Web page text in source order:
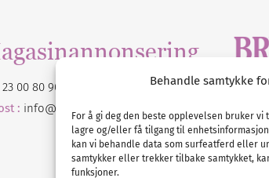
Behandle samtykke
For å gi deg den beste opplevelsen bruker
lagre og/eller få tilgang til
kan vi behandle data som surfeatferd eller
samtykker eller trekker tilbake samtykket,
funksjoner.
23 00 80 90
: info@ nordicbridalmedia
E-
© All
VAT: